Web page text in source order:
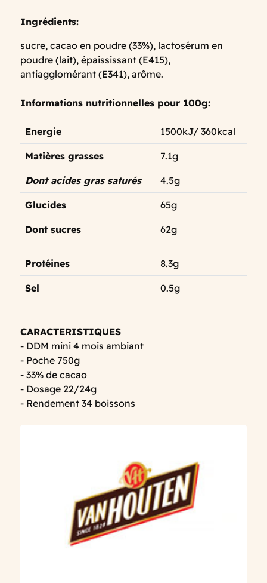
Ingrédients:
sucre, cacao en poudre (33%), lactosérum en
poudre (lait), épaississant (E415),
antiagglomérant (E341), arôme.
Informations nutritionnelles pour 100g:
Energie 1500kJ/ 360kcal
Matières grasses 7.1g
Dont acides gras saturés 4.5g
Glucides 65g
Dont sucres 62g
Protéines 8.3g
Sel 0.5g
CARACTERISTIQUES
- DDM mini 4 mois ambiant
- Poche 750g
- 33% de cacao
- Dosage 22/24g
- Rendement 34 boissons